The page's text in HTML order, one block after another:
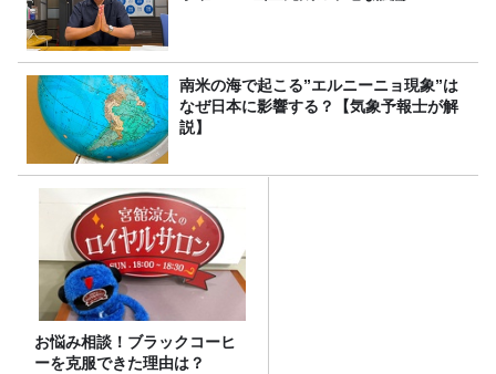
南米の海で起こる”エルニーニョ現象”は
なぜ日本に影響する？【気象予報士が解
説】
お悩み相談！ブラックコーヒ
ーを克服できた理由は？